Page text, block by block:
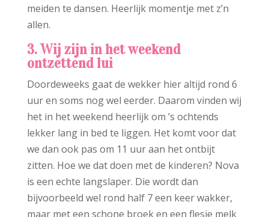
meiden te dansen. Heerlijk momentje met z’n
allen.
3. Wij zijn in het weekend
ontzettend lui
Doordeweeks gaat de wekker hier altijd rond 6
uur en soms nog wel eerder. Daarom vinden wij
het in het weekend heerlijk om ’s ochtends
lekker lang in bed te liggen. Het komt voor dat
we dan ook pas om 11 uur aan het ontbijt
zitten. Hoe we dat doen met de kinderen? Nova
is een echte langslaper. Die wordt dan
bijvoorbeeld wel rond half 7 een keer wakker,
maar met een schone broek en een flesje melk